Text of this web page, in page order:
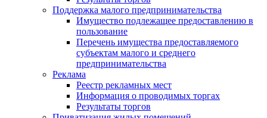
Поддержка малого предпринимательства
Имущество подлежащее предоставлению в
пользование
Перечень имущества предоставляемого
субъектам малого и среднего
предпринимательства
Реклама
Реестр рекламных мест
Информация о проводимых торгах
Результаты торгов